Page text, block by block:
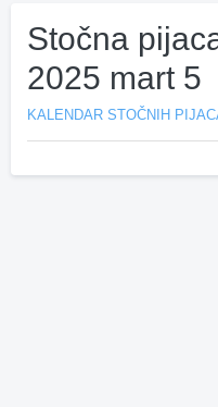
Stočna
2025 mart 5
KALENDAR STOČNIH